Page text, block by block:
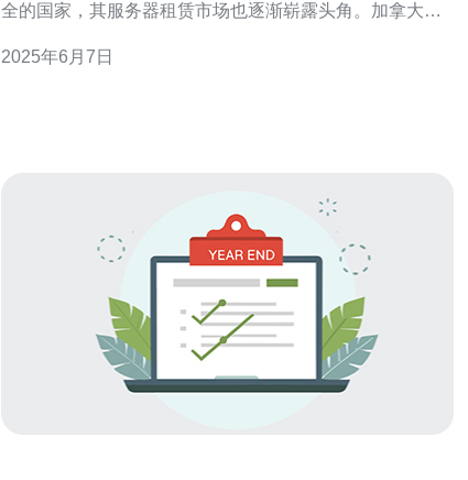
全的国家，其服务器租赁市场也逐渐崭露头角。加拿大的
户的需求。 加拿大作为一个发达国家，拥有优越的基础设
2025年6月7日